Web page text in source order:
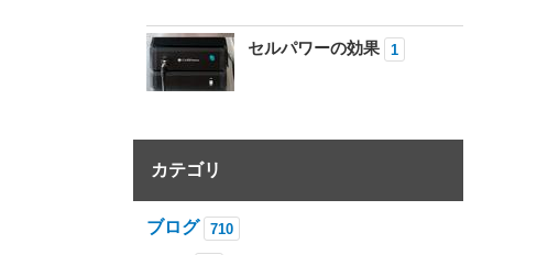
セルパワーの効果 1
カテゴリ
ブログ 710